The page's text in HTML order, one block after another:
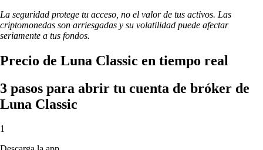
La seguridad protege tu acceso, no el valor de tus activos. Las
criptomonedas son arriesgadas y su volatilidad puede afectar
seriamente a tus fondos.
Precio de Luna Classic en tiempo real
3 pasos para abrir tu cuenta de bróker de
Luna Classic
1